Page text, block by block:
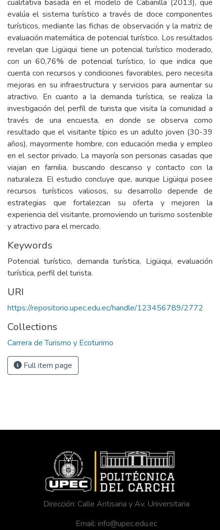
cualitativa basada en el modelo de Cabanilla (2013), que
evalúa el sistema turístico a través de doce componentes
turísticos, mediante las fichas de observación y la matriz de
evaluación matemática de potencial turístico. Los resultados
revelan que Ligüiqui tiene un potencial turístico moderado,
con un 60,76% de potencial turístico, lo que indica que
cuenta con recursos y condiciones favorables, pero necesita
mejoras en su infraestructura y servicios para aumentar su
atractivo. En cuanto a la demanda turística, se realiza la
investigación del perfil de turista que visita la comunidad a
través de una encuesta, en donde se observa como
resultado que el visitante típico es un adulto joven (30-39
años), mayormente hombre, con educación media y empleo
en el sector privado. La mayoría son personas casadas que
viajan en familia, buscando descanso y contacto con la
naturaleza. El estudio concluye que, aunque Ligüiqui posee
recursos turísticos valiosos, su desarrollo depende de
estrategias que fortalezcan su oferta y mejoren la
experiencia del visitante, promoviendo un turismo sostenible
y atractivo para el mercado.
Keywords
Potencial turístico, demanda turística, Ligüiqui, evaluación
turística, perfil del turista.
URI
https://repositorio.upec.edu.ec/handle/123456789/2772
Collections
Carrera de Turismo y Ecoturimo
Full item page
Dirección: Calle Antisana y Av. Universitaria
Email: info@upec.edu.ec